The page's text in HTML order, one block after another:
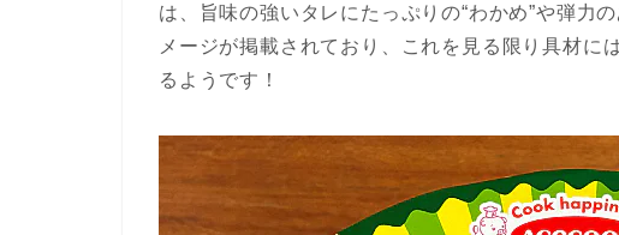
は、旨味の強いタレにたっぷりの“わかめ”や弾力
メージが掲載されており、これを見る限り具材に
るようです！